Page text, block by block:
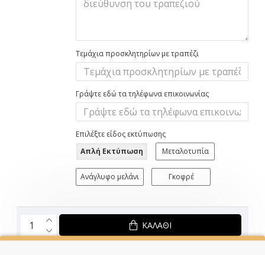
Τεμάχια προσκλητηρίων με τραπέζι
Γράψτε εδώ τα τηλέφωνα επικοινωνίας
Επιλέξτε είδος εκτύπωσης
Απλή Εκτύπωση
Μεταλοτυπία
Ανάγλυφο μελάνι Γκοφρέ
ΚΑΛΆΘΙ